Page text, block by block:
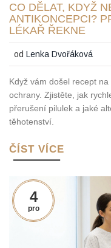
CO DĚLAT, KDYŽ
ANTIKONCEPCI?
LÉKAŘ ŘEKNE
odLenka Dvořáková
Když vám došel recept
ochrany. Zjistěte, jak
přerušení pilulek a jaké
těhotenství.
ČÍST VÍCE
4
pro